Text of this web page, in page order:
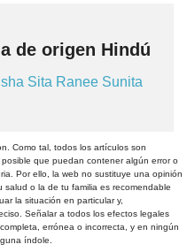
de origen Hindú
Sita Ranee Sunita
Como tal, todos los artículos son
que puedan contener algún error o
Por ello, la web no sustituye una opinión
o la de tu familia es recomendable
la situación en particular y,
Señalar a todos los efectos legales
errónea o incorrecta, y en ningún
índole.